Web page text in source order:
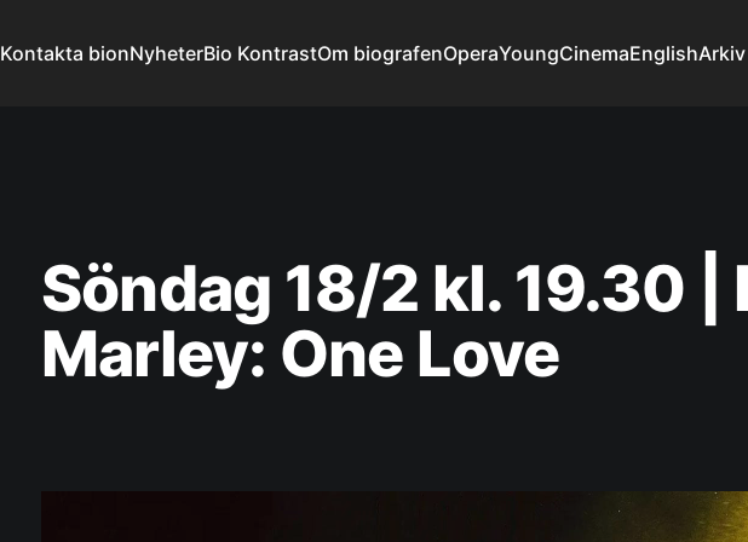
Kontakta bionNyheterBio KontrastOm biografenOperaYoungCinemaEnglishArkiv
Söndag 18/2 kl. 19.30 |
Marley: One Love